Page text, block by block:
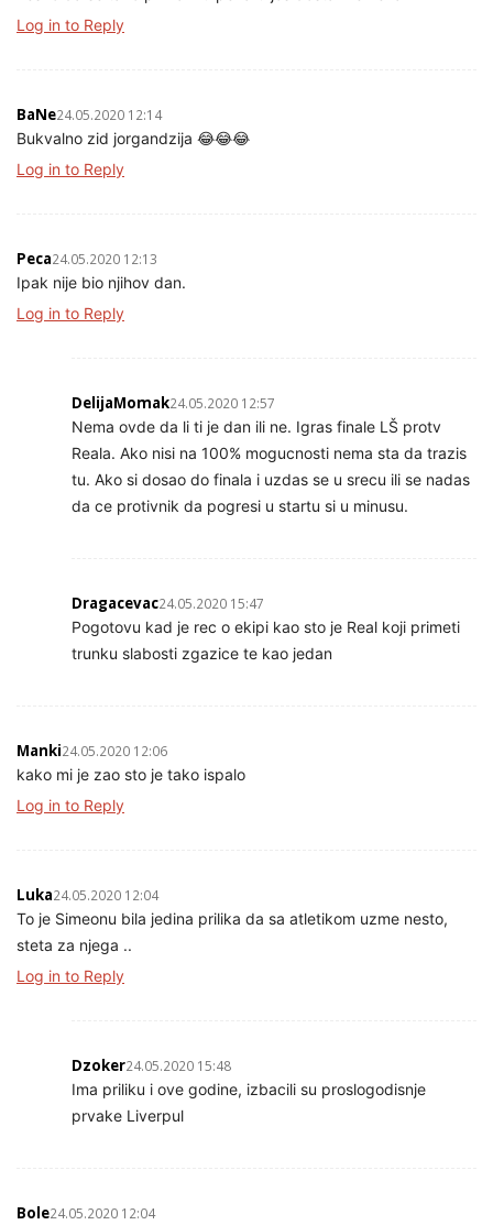
Log in to Reply
BaNe24.05.2020 12:14
Bukvalno zid jorgandzija 😂😂😂
Log in to Reply
Peca24.05.2020 12:13
Ipak nije bio njihov dan.
Log in to Reply
DelijaMomak24.05.2020 12:57
Nema ovde da li ti je dan ili ne. Igras finale LŠ protv
Reala. Ako nisi na 100% mogucnosti nema sta da trazis
tu. Ako si dosao do finala i uzdas se u srecu ili se nadas
da ce protivnik da pogresi u startu si u minusu.
Dragacevac24.05.2020 15:47
Pogotovu kad je rec o ekipi kao sto je Real koji primeti
trunku slabosti zgazice te kao jedan
Manki24.05.2020 12:06
kako mi je zao sto je tako ispalo
Log in to Reply
Luka24.05.2020 12:04
To je Simeonu bila jedina prilika da sa atletikom uzme nesto,
steta za njega ..
Log in to Reply
Dzoker24.05.2020 15:48
Ima priliku i ove godine, izbacili su proslogodisnje
prvake Liverpul
Bole24.05.2020 12:04